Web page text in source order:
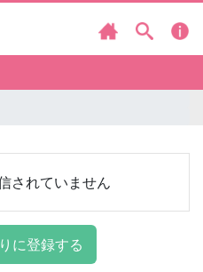
されていません